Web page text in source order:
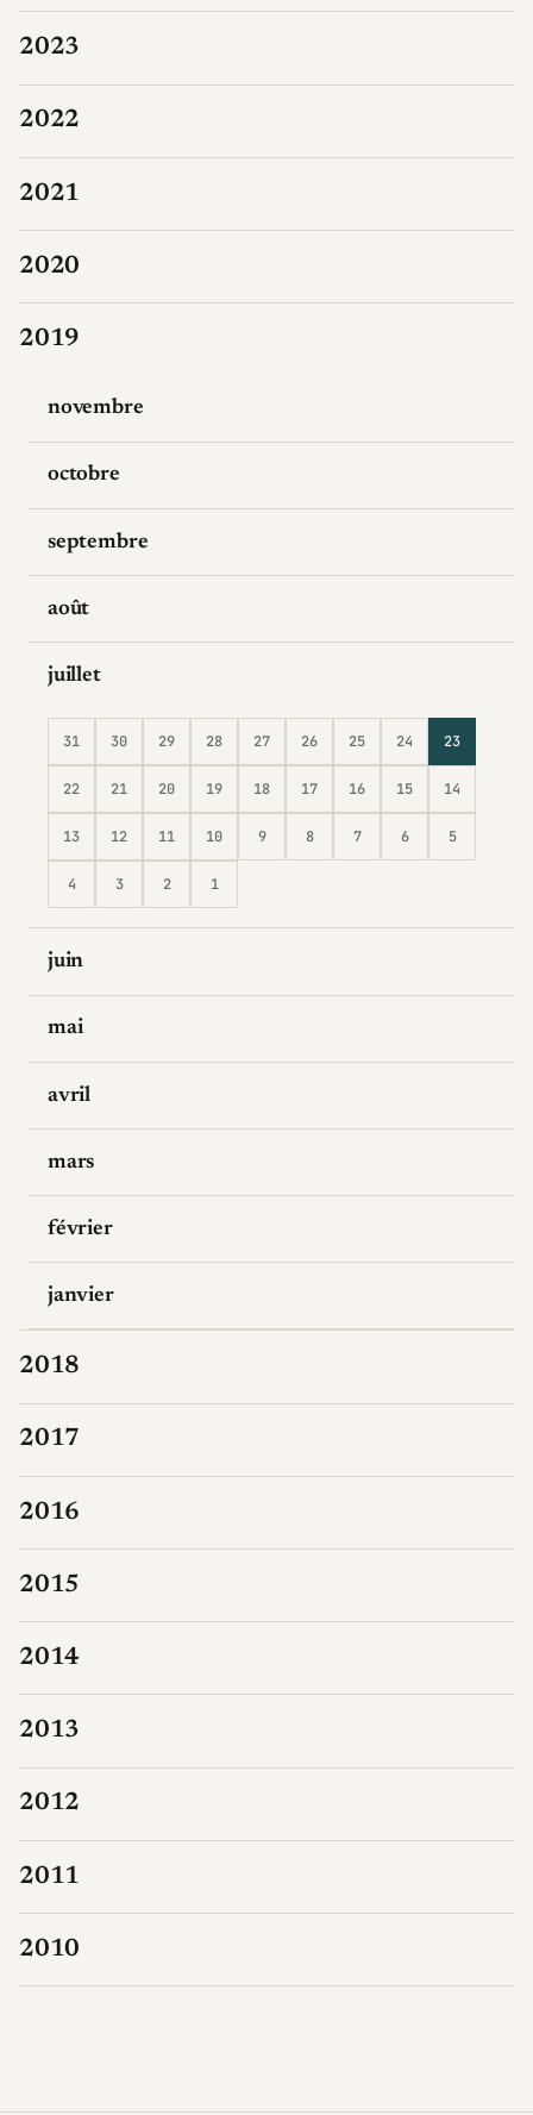
2023
2022
2021
2020
2019
novembre
octobre
septembre
août
juillet
31 30 29 28 27 26 25 24 23
22 21 20 19 18 17 16 15 14
13 12 11 10 9 8 7 6 5
4 3 2 1
juin
mai
avril
mars
février
janvier
2018
2017
2016
2015
2014
2013
2012
2011
2010